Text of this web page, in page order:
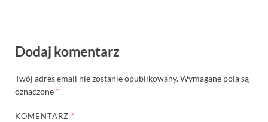
Dodaj komentarz
Twój adres email nie zostanie opublikowany.Wymagane pola są
oznaczone *
KOMENTARZ *